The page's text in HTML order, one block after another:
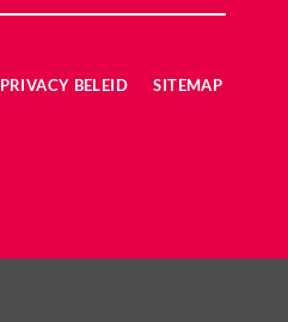
PRIVACY BELEID SITEMAP